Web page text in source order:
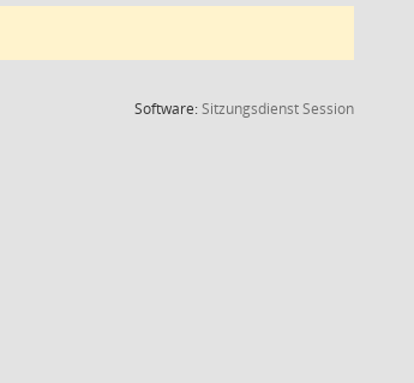
Software:SitzungsdienstSession(Wird in